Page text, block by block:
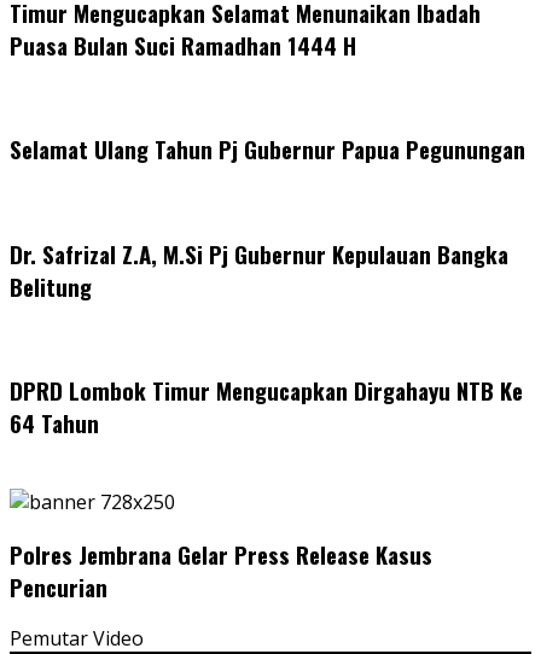
Timur Mengucapkan Selamat Menunaikan Ibadah
Puasa Bulan Suci Ramadhan 1444 H
Selamat Ulang Tahun Pj Gubernur Papua Pegunungan
Dr. Safrizal Z.A, M.Si Pj Gubernur Kepulauan Bangka
Belitung
DPRD Lombok Timur Mengucapkan Dirgahayu NTB Ke
64 Tahun
Polres Jembrana Gelar Press Release Kasus
Pencurian
Pemutar Video